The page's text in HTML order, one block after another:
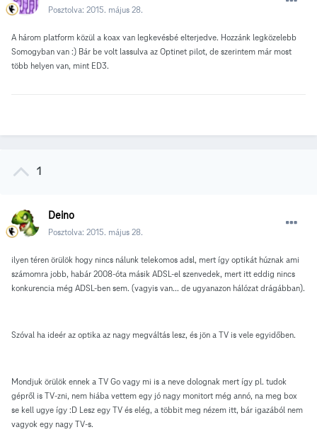
Posztolva: 2015. május 28.
A három platform közül a koax van legkevésbé elterjedve. Hozzánk legközelebb
Somogyban van :) Bár be volt lassulva az Optinet pilot, de szerintem már most
több helyen van, mint ED3.
1
Deino
Posztolva: 2015. május 28.
ilyen téren örülök hogy nincs nálunk telekomos adsl, mert így optikát húznak ami
számomra jobb, habár 2008-óta másik ADSL-el szenvedek, mert itt eddig nincs
konkurencia még ADSL-ben sem. (vagyis van... de ugyanazon hálózat drágábban).
Szóval ha ideér az optika az nagy megváltás lesz, és jön a TV is vele egyidőben.
Mondjuk örülök ennek a TV Go vagy mi is a neve dolognak mert így pl. tudok
gépről is TV-zni, nem hiába vettem egy jó nagy monitort még annó, na meg box
se kell ugye így :D Lesz egy TV és elég, a többit meg nézem itt, bár igazából nem
vagyok egy nagy TV-s.